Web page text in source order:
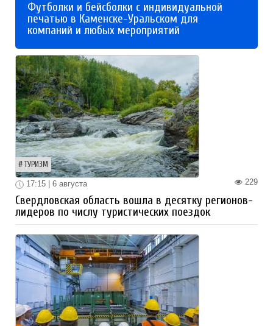
Футболки и бейсболки с индивидуальной
печатью в Каменске-Уральском для
компаний и любых мероприятий
ТУРИЗМ
229
17:15 | 6 августа
Свердловская область вошла в десятку регионов-
лидеров по числу туристических поездок